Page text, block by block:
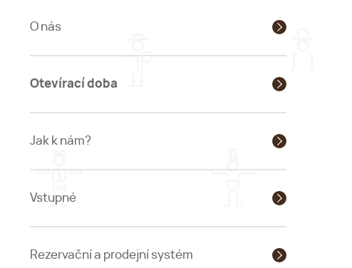
O nás
Otevírací doba
Jak k nám?
Vstupné
Rezervační a prodejní systém